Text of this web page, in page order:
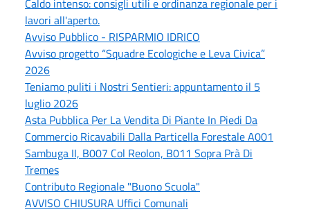
lavori all'aperto.
Avviso Pubblico - RISPARMIO IDRICO
Avviso progetto “Squadre Ecologiche e Leva Civica”
2026
Teniamo puliti i Nostri Sentieri: appuntamento il 5
luglio 2026
Asta Pubblica Per La Vendita Di Piante In Piedi Da
Commercio Ricavabili Dalla Particella Forestale A001
Sambuga II, B007 Col Reolon, B011 Sopra Prà Di
Tremes
Contributo Regionale "Buono Scuola"
AVVISO CHIUSURA Uffici Comunali